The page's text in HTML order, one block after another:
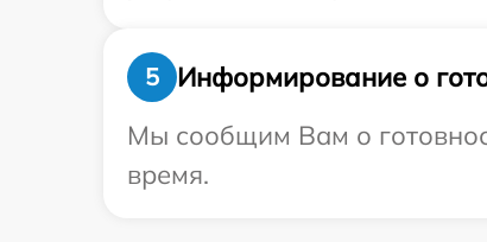
5
Информирование о
Мы сообщим Вам о
время.